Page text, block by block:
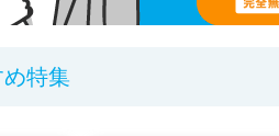
特集